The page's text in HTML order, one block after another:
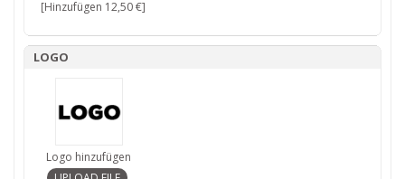
[Hinzufügen 12,50 €]
LOGO
Logo hinzufügen